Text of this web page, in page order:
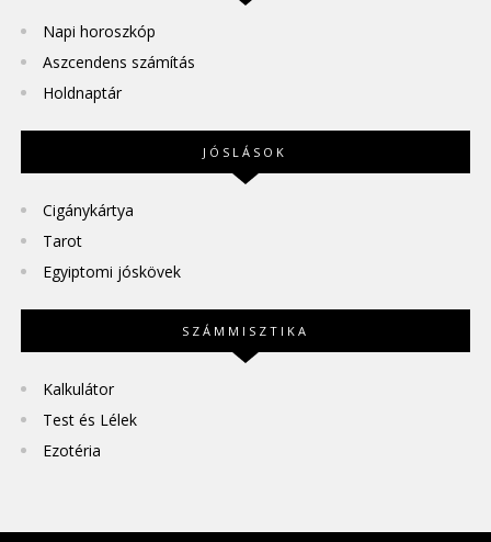
Napi horoszkóp
Aszcendens számítás
Holdnaptár
JÓSLÁSOK
Cigánykártya
Tarot
Egyiptomi jóskövek
SZÁMMISZTIKA
Kalkulátor
Test és Lélek
Ezotéria